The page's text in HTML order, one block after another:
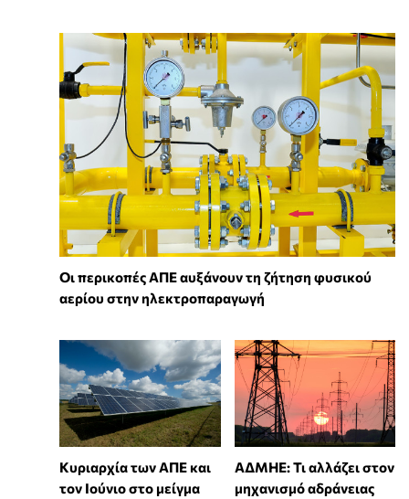
Οι περικοπές ΑΠΕ αυξάνουν τη ζήτηση φυσικού
αερίου στην ηλεκτροπαραγωγή
Κυριαρχία των ΑΠΕ και
τον Ιούνιο στο μείγμα
ΑΔΜΗΕ: Τι αλλάζει στον
μηχανισμό αδράνειας